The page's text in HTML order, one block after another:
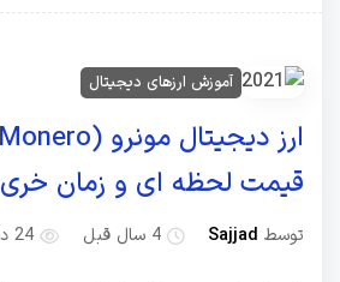
آموزش ارزهای دیجیتال
قیمت لحظه ای و زمان خری
توسط Sajjad 4 سال قبل 24 دقیقه